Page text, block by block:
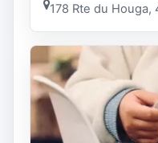
178 Rte du Houga,